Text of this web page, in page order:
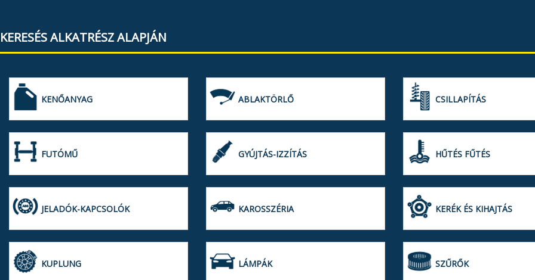
KERESÉS ALKATRÉSZ ALAPJÁN
KENŐANYAG ABLAKTÖRLŐ CSILLAPÍTÁS
FUTÓMŰ GYÚJTÁS-IZZÍTÁS HŰTÉS FŰTÉS
JELADÓK-KAPCSOLÓK KAROSSZÉRIA KERÉK ÉS KIHAJTÁS
KUPLUNG LÁMPÁK SZŰRŐK